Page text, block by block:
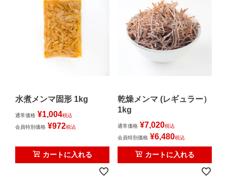
水煮メンマ固形 1kg
通常価格 ¥1,004税込
会員特別価格 ¥972税込
カートに入れる
乾燥メンマ (レギュラー）
1kg
通常価格 ¥7,020税込
会員特別価格 ¥6,480税込
カートに入れる